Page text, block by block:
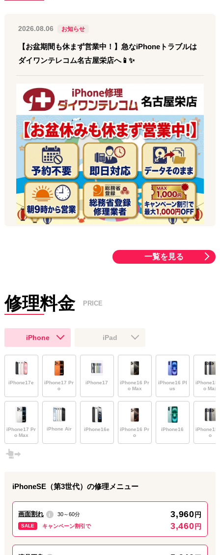
2026.08.06 お知らせ
【お盆期間も休まず営業中！】急なiPhoneトラブルは
ダイワンテレコム名古屋栄店へ📱✨
ダイワンテレコム名古屋栄店は、お盆期間中も休まず通常通り営
「海やプールで水没してしまった…☔️」
など、連休中の思わぬスマホの不具合やトラブルはおまかせくだ
当店なら【即日修理】＆【データはそのまま】
お出かけ前のメンテナンスや、帰省・観光中の駆け込み修理も大
歓迎🚗💨
皆様のご来店・お問い合わせを心よりお待ちしております✨
📍 店舗情報
店舗名：ダイワンテレコム 名古屋栄店
住所：〒460-0003 愛知県名古屋市中区錦3丁目21-18 中央広小路
ビル 1F
営業時間：9:00～19:00
Web予約、メール・LINEで相談：公式サイトより24時間受付
承っております📞✨
最寄り駅からのアクセス
一覧を見る
修理料金 PRICE
iPhone iPad
iPhone17e
iPhone17 Pr
o Max
iPhone17 Pr
o
iPhone Air
iPhone17
iPhone16e
iPhone16 Pr
o Max
iPhone16 Pr
o
iPhone16 Pl
us
iPhone16
iPhone15
o Max
iPhone15
o
iPhoneSE（第3世代） の修理メニュー
画面割れ i 30～60分 3,960 円
SALE キャンペーン割引で 3,460 円